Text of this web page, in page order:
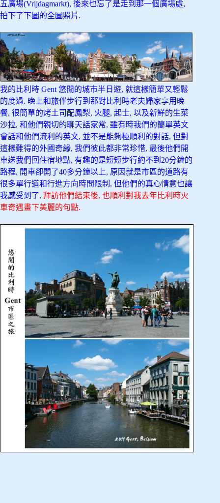
五廣場(Vrijdagmarkt), 後來也忘了是走到那一個廣場處,
拍下了下圖的全圖照片.
我的比利時 Gent 悠閒的城市半日遊, 就這樣簡單又輕鬆
的度過. 晚上和旅伴步行到那對比利時老夫婦家享用晚
餐, 很簡單的烤土司配鳳梨, 火腿, 起士, 以及新鮮的生菜
沙拉, 和他們親切的聊天話家常, 雖有時我們的簡單英文
會話和他們流利的英文, 並不是能夠極順利的對話, 但對
這樣難得的外國奇緣, 我們彼此都非常珍惜, 最後他們開
車送我們回住宿地點, 有趣的是短短步行約不到20分鐘的
路程, 開車卻開了40多分鐘以上, 原因就是市區的道路有
很多單行道和行進方向時間限制, 但他們的真心情意也讓
我感受到了, 拜訪他們結束後, 也順利對我去年比利時火
車奇遇畫下美麗的句點.